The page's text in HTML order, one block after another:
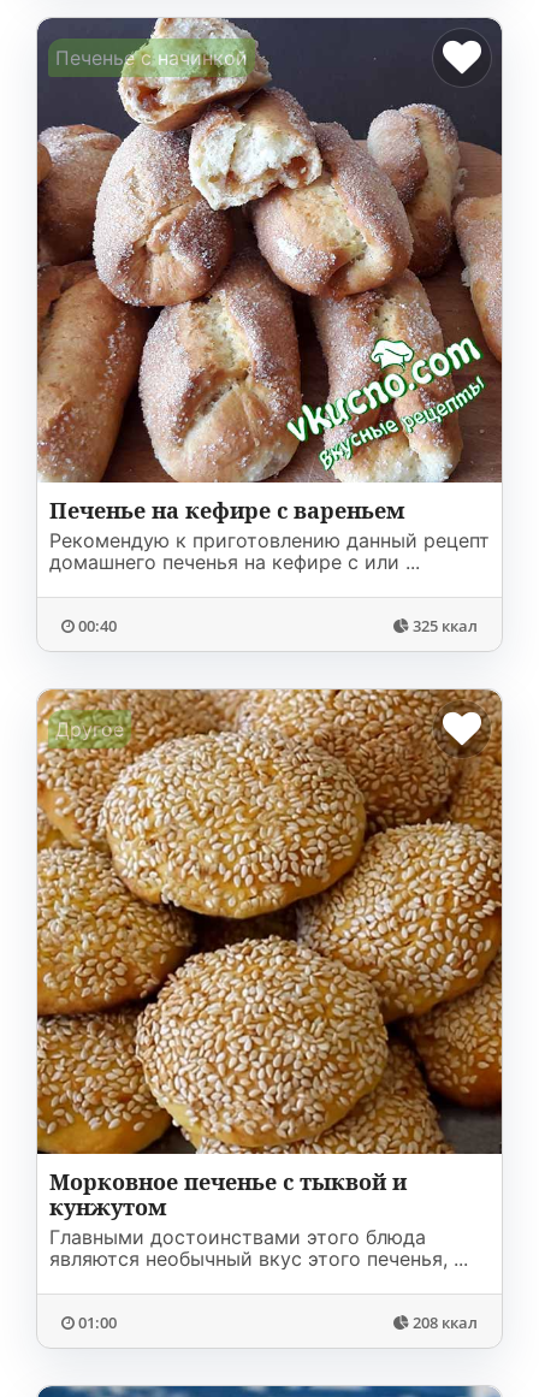
Печенье с начинкой
Печенье на кефире с вареньем
Рекомендую к приготовлению данный рецепт
домашнего печенья на кефире с или ...
00:40 325 ккал
Другое
Морковное печенье с тыквой и
кунжутом
Главными достоинствами этого блюда
являются необычный вкус этого печенья, ...
01:00 208 ккал